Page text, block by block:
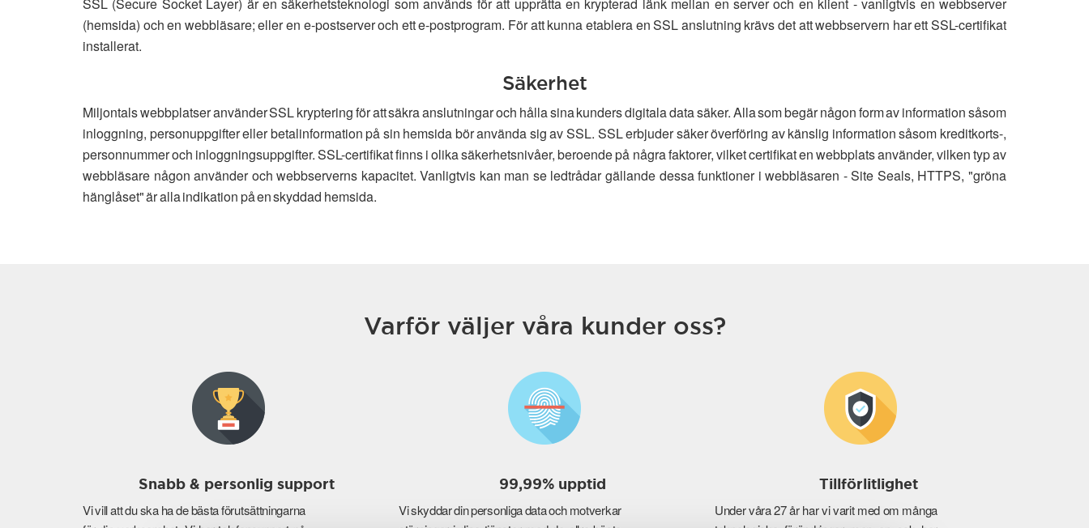
(hemsida) och en webbläsare; eller en e-postserver och ett e-postprogram. För att kunna etablera en SSL anslutning krävs det att webbservern har ett SSL-certifikat
installerat.
Säkerhet
Miljontals webbplatser använder SSL kryptering för att säkra anslutningar och hålla sina kunders digitala data säker. Alla som begär någon form av information såsom
inloggning, personuppgifter eller betalinformation på sin hemsida bör använda sig av SSL. SSL erbjuder säker överföring av känslig information såsom kreditkorts-,
personnummer och inloggningsuppgifter. SSL-certifikat finns i olika säkerhetsnivåer, beroende på några faktorer, vilket certifikat en webbplats använder, vilken typ av
webbläsare någon använder och webbserverns kapacitet. Vanligtvis kan man se ledtrådar gällande dessa funktioner i webbläsaren - Site Seals, HTTPS, "gröna
hänglåset" är alla indikation på en skyddad hemsida.
Varför väljer våra kunder oss?
Snabb & personlig support
Vi vill att du ska ha de bästa förutsättningarna
99,99% upptid
Vi skyddar din personliga data och motverkar
Tillförlitlighet
Under våra 27 år har vi varit med om många